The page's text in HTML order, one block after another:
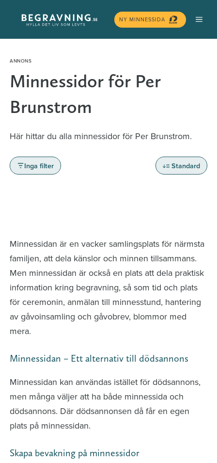
innehåll
NY MINNESSIDA
Minnessidor för Per
Brunstrom
Här hittar du alla minnessidor för Per Brunstrom.
Inga filter Standard
Minnessidan är en vacker samlingsplats för närmsta
familjen, att dela känslor och minnen tillsammans.
Men minnessidan är också en plats att dela praktisk
information kring begravning, så som tid och plats
för ceremonin, anmälan till minnesstund, hantering
av gåvoinsamling och gåvobrev, blommor med
mera.
Minnessidan – Ett alternativ till dödsannons
Minnessidan kan användas istället för dödsannons,
men många väljer att ha både minnessida och
dödsannons. Där dödsannonsen då får en egen
plats på minnessidan.
Skapa bevakning på minnessidor